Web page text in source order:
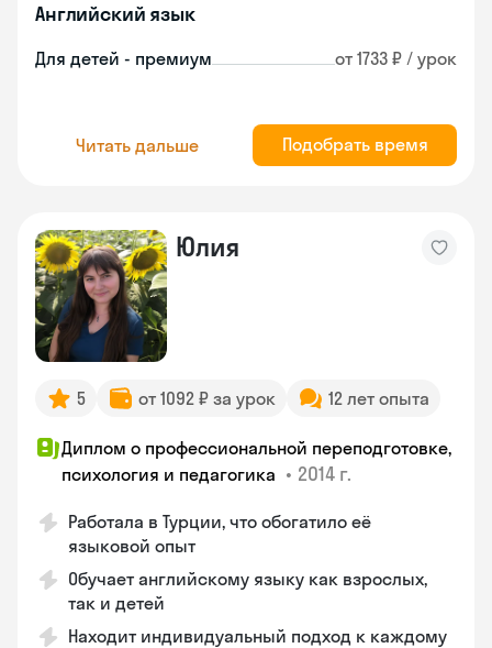
Английский язык
Для детей - премиум от 1733 ₽ / урок
Читать дальше Подобрать время
Юлия
5 от 1092 ₽ за урок 12 лет опыта
Диплом о профессиональной переподготовке,
психология и педагогика • 2014 г.
Работала в Турции, что обогатило её
языковой опыт
Обучает английскому языку как взрослых,
так и детей
Находит индивидуальный подход к каждому